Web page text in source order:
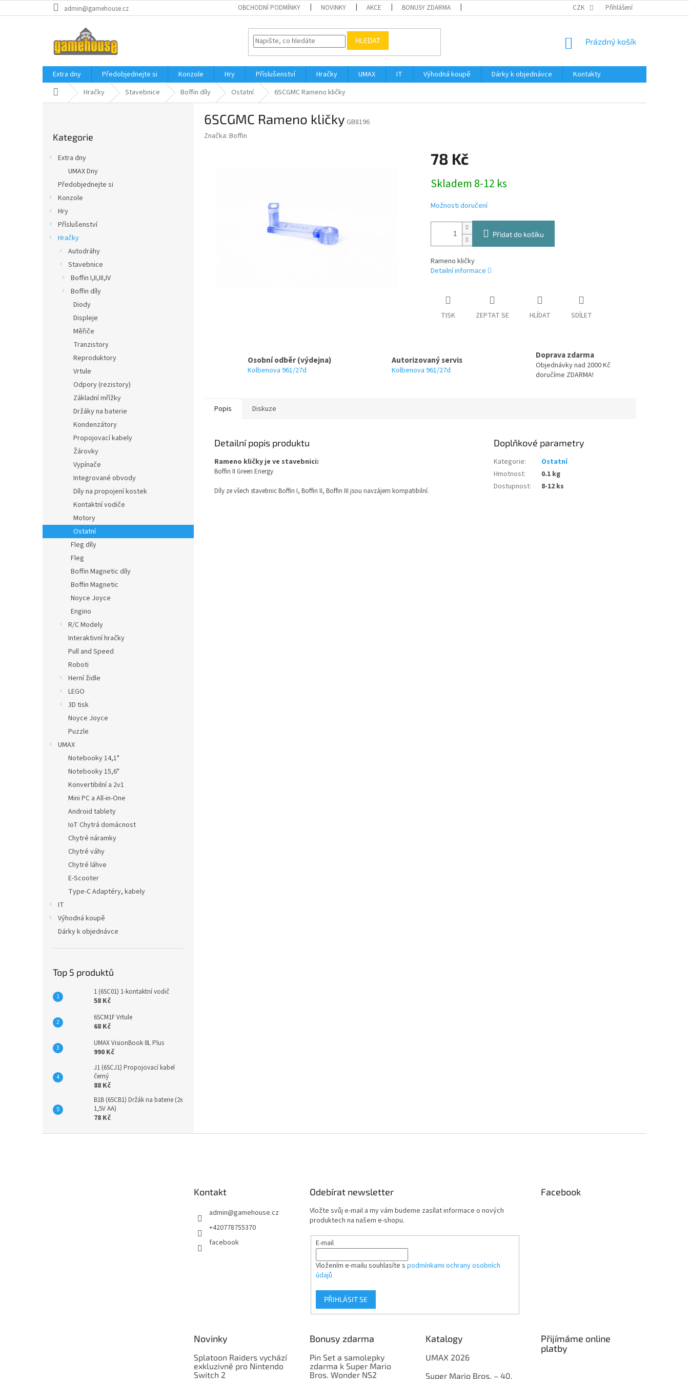
na
admin@gamehouse.cz OBCHODNÍ PODMÍNKY NOVINKY AKCE BONUSY ZDARMA PODMÍNKY OCHRANY OSOBNÍCH ÚDAJŮ
CZK Přihlášení
HLEDAT
NÁKUPNÍ
Prázdný košík
Extra dny Předobjednejte si Konzole Hry Příslušenství Hračky UMAX IT Výhodná koupě Dárky k objednávce
Kontakty
Domů Hračky Stavebnice Boffin díly Ostatní 6SCGMC Rameno kličky
kategorie
Kategorie
Extra dny
UMAX Dny
Předobjednejte si
Konzole
Hry
Příslušenství
Hračky
Autodráhy
Stavebnice
Boffin I,II,III,IV
Boffin díly
Diody
Displeje
Měřiče
Tranzistory
Reproduktory
Vrtule
Odpory (rezistory)
Základní mřížky
Držáky na baterie
Kondenzátory
Propojovací kabely
Žárovky
Vypínače
Integrované obvody
Díly na propojení kostek
Kontaktní vodiče
Motory
Ostatní
Fleg díly
Fleg
Boffin Magnetic díly
Boffin Magnetic
Noyce Joyce
Engino
R/C Modely
Interaktivní hračky
Pull and Speed
Roboti
Herní židle
LEGO
3D tisk
Noyce Joyce
Puzzle
UMAX
Notebooky 14,1"
Notebooky 15,6"
Konvertibilní a 2v1
Mini PC a All-in-One
Android tablety
IoT Chytrá domácnost
Chytré náramky
Chytré váhy
Chytré láhve
E-Scooter
Type-C Adaptéry, kabely
IT
Výhodná koupě
Dárky k objednávce
Top 5 produktů
1 (6SC01) 1-kontaktní vodič
58 Kč
6SCM1F Vrtule
68 Kč
UMAX VisionBook 8L Plus
990 Kč
J1 (6SCJ1) Propojovací kabel
černý
88 Kč
B1B (6SCB1) Držák na baterie (2x
1,5V AA)
78 Kč
6SCGMC Rameno kličky GB8196
Značka: Boffin
78 Kč
cena:
Skladem 8-12 ks
Možnosti doručení
Přidat do košíku
Rameno kličky
Detailní informace
TISK ZEPTAT SE HLÍDAT SDÍLET
Osobní odběr (výdejna)
Kolbenova 961/27d
Autorizovaný servis
Kolbenova 961/27d
Doprava zdarma
Objednávky nad 2000 Kč
doručíme ZDARMA!
Popis Diskuze
Detailní popis produktu
Rameno kličky je ve stavebnici:
Boffin II Green Energy
Díly ze všech stavebnic Boffin I, Boffin II, Boffin III jsou navzájem kompatibilní.
Doplňkové parametry
Kategorie:
Ostatní
Hmotnost:
0.1 kg
Dostupnost: 8-12 ks
Kontakt
admin@gamehouse.cz
+420778755370
facebook
Odebírat newsletter
Vložte svůj e-mail a my vám budeme zasílat informace o nových
produktech na našem e-shopu.
E-mail
Vložením e-mailu souhlasíte s podmínkami ochrany osobních
údajů
PŘIHLÁSIT SE
Facebook
Novinky
Splatoon Raiders vychází
exkluzivně pro Nintendo
Switch 2
Bonusy zdarma
Pin Set a samolepky
zdarma k Super Mario
Bros. Wonder NS2
Katalogy
UMAX 2026
Super Mario Bros. – 40.
Přijímáme online
platby